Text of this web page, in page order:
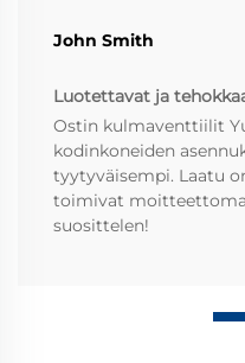
John Smith
Luotettavat ja
Ostin kulmaventtiilit
kodinkoneiden
tyytyväisempi. Laatu
toimivat
suosittelen!